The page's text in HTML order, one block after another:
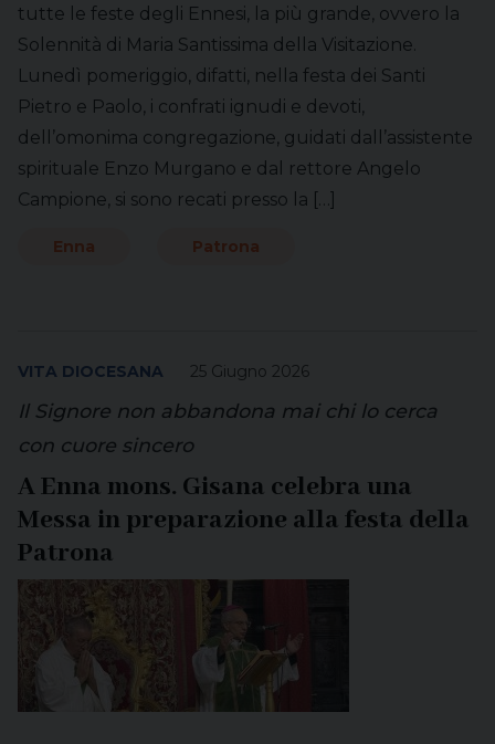
tutte le feste degli Ennesi, la più grande, ovvero la
Solennità di Maria Santissima della Visitazione.
Lunedì pomeriggio, difatti, nella festa dei Santi
Pietro e Paolo, i confrati ignudi e devoti,
dell’omonima congregazione, guidati dall’assistente
spirituale Enzo Murgano e dal rettore Angelo
Campione, si sono recati presso la […]
Enna Patrona
25 Giugno 2026
VITA DIOCESANA
Il Signore non abbandona mai chi lo cerca
con cuore sincero
A Enna mons. Gisana celebra una
Messa in preparazione alla festa della
Patrona